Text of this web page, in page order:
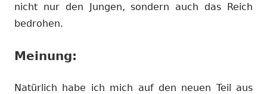
nicht nur den Jungen, sondern auch das Reich
bedrohen.
Meinung:
Natürlich habe ich mich auf den neuen Teil aus